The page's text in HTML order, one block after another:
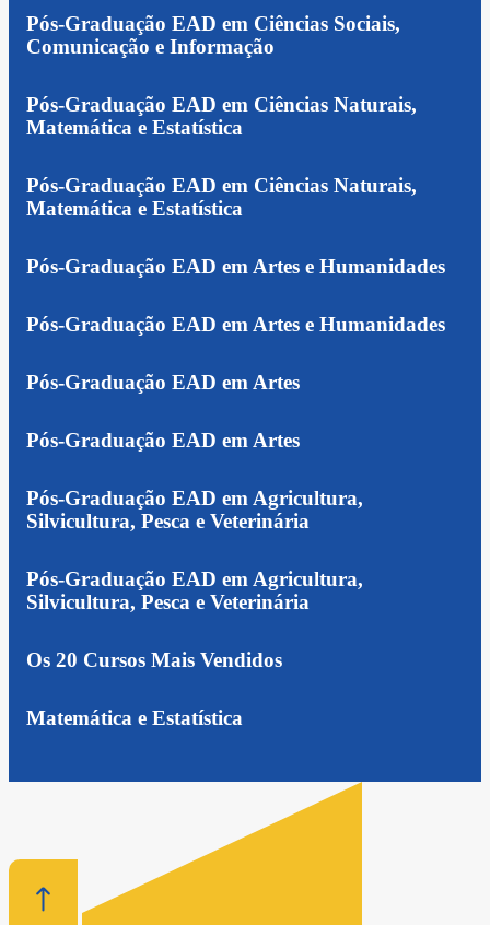
Pós-Graduação EAD em Ciências Sociais,
Comunicação e Informação
Pós-Graduação EAD em Ciências Naturais,
Matemática e Estatística
Pós-Graduação EAD em Ciências Naturais,
Matemática e Estatística
Pós-Graduação EAD em Artes e Humanidades
Pós-Graduação EAD em Artes e Humanidades
Pós-Graduação EAD em Artes
Pós-Graduação EAD em Artes
Pós-Graduação EAD em Agricultura,
Silvicultura, Pesca e Veterinária
Pós-Graduação EAD em Agricultura,
Silvicultura, Pesca e Veterinária
Os 20 Cursos Mais Vendidos
Matemática e Estatística